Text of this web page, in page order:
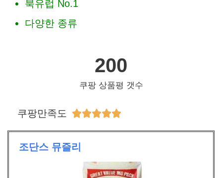
북유럽 No.1
다양한 종류
쿠팡 상품평 갯수
200
쿠팡만족도 
조단스 뮤즐리